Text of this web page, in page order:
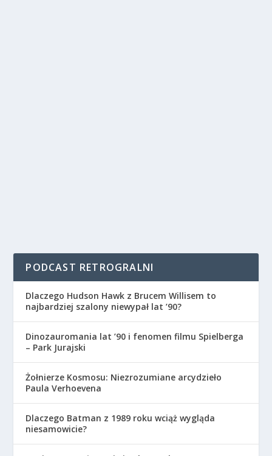
PODCAST RETROGRALNI
Dlaczego Hudson Hawk z Brucem Willisem to
najbardziej szalony niewypał lat ’90?
Dinozauromania lat ’90 i fenomen filmu Spielberga
– Park Jurajski
Żołnierze Kosmosu: Niezrozumiane arcydzieło
Paula Verhoevena
Dlaczego Batman z 1989 roku wciąż wygląda
niesamowicie?